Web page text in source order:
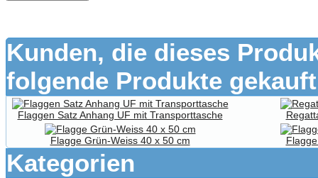
Kunden, die dieses
folgende Produkte
Flaggen Satz Anhang UF mit Transporttasche
Flagge Grün-Weiss 40 x 50 cm
Kategorien